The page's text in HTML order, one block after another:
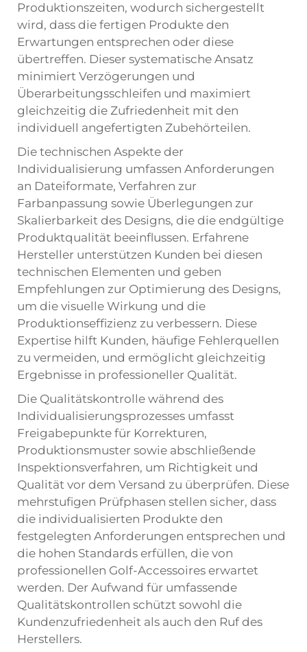
Produktionszeiten, wodurch sichergestellt
wird, dass die fertigen Produkte den
Erwartungen entsprechen oder diese
übertreffen. Dieser systematische Ansatz
minimiert Verzögerungen und
Überarbeitungsschleifen und maximiert
gleichzeitig die Zufriedenheit mit den
individuell angefertigten Zubehörteilen.
Die technischen Aspekte der
Individualisierung umfassen Anforderungen
an Dateiformate, Verfahren zur
Farbanpassung sowie Überlegungen zur
Skalierbarkeit des Designs, die die endgültige
Produktqualität beeinflussen. Erfahrene
Hersteller unterstützen Kunden bei diesen
technischen Elementen und geben
Empfehlungen zur Optimierung des Designs,
um die visuelle Wirkung und die
Produktionseffizienz zu verbessern. Diese
Expertise hilft Kunden, häufige Fehlerquellen
zu vermeiden, und ermöglicht gleichzeitig
Ergebnisse in professioneller Qualität.
Die Qualitätskontrolle während des
Individualisierungsprozesses umfasst
Freigabepunkte für Korrekturen,
Produktionsmuster sowie abschließende
Inspektionsverfahren, um Richtigkeit und
Qualität vor dem Versand zu überprüfen. Diese
mehrstufigen Prüfphasen stellen sicher, dass
die individualisierten Produkte den
festgelegten Anforderungen entsprechen und
die hohen Standards erfüllen, die von
professionellen Golf-Accessoires erwartet
werden. Der Aufwand für umfassende
Qualitätskontrollen schützt sowohl die
Kundenzufriedenheit als auch den Ruf des
Herstellers.